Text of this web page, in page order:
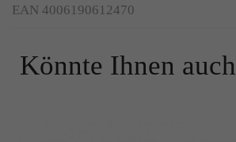
EAN 4006190612470
Könnte Ihnen
Zweck
Solange es gesetzt ist, werden